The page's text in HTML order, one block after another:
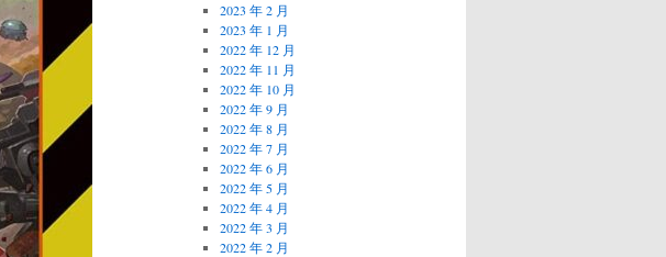
2023 年 2 月
2023 年 1 月
2022 年 12 月
2022 年 11 月
2022 年 10 月
2022 年 9 月
2022 年 8 月
2022 年 7 月
2022 年 6 月
2022 年 5 月
2022 年 4 月
2022 年 3 月
2022 年 2 月